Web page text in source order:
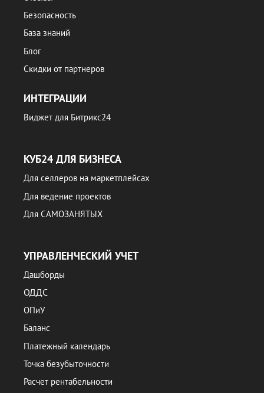
Безопасность
База знаний
Блог
Скидки от партнеров
ИНТЕГРАЦИИ
Виджет для Битрикс24
КУБ24 ДЛЯ БИЗНЕСА
Для селлеров на маркетплейсах
Для ведение проектов
Для САМОЗАНЯТЫХ
УПРАВЛЕНЧЕСКИЙ УЧЕТ
Дашборды
ОДДС
ОПиУ
Баланс
Платежный календарь
Точка безубыточности
Расчет рентабельности